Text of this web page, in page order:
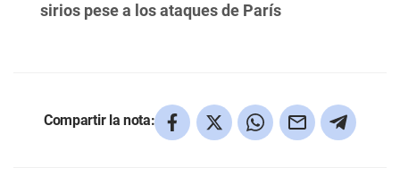
sirios pese a los ataques de París
Compartir la nota: